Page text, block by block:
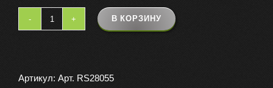
Количество
СКЛАДНОЙ
В КОРЗИНУ
Артикул: Арт. RS28055